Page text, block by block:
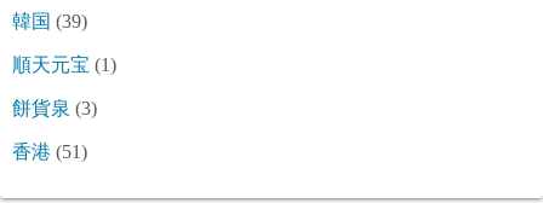
韓国 (39)
順天元宝 (1)
餅貨泉 (3)
香港 (51)